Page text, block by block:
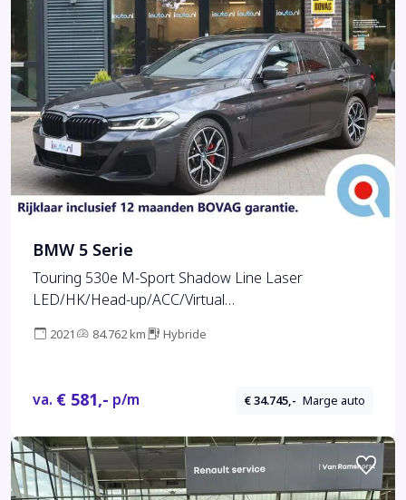
BMW 5 Serie
Touring 530e M-Sport Shadow Line Laser
LED/HK/Head-up/ACC/Virtual
ECC/Trekhaak wegkl.
2021 84.762 km Hybride
va. € 581,- p/m € 34.745,- Marge auto